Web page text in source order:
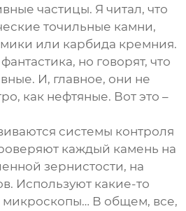
частицы. Я читал, что
точильные камни,
или карбида кремния.
но говорят, что
И, главное, они не
как нефтяные. Вот это –
системы контроля
каждый камень на
зернистости, на
Используют какие-то
В общем, все,